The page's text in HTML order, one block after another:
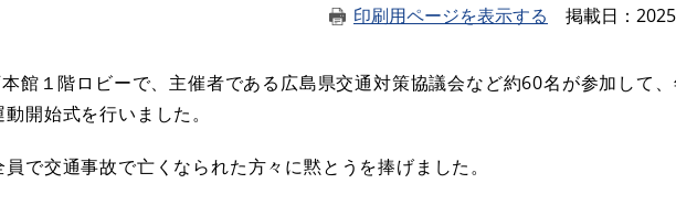
印刷用ページを表示する 掲載日
館１階ロビーで、主催者である広島県交通対策協議会など約60名が参加して
開始式を行いました。
で交通事故で亡くなられた方々に黙とうを捧げました。